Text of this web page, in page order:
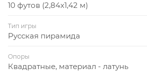
10 футов (2,84x1,42 м)
Тип игры
Русская пирамида
Опоры
Квадратные, материал - латунь